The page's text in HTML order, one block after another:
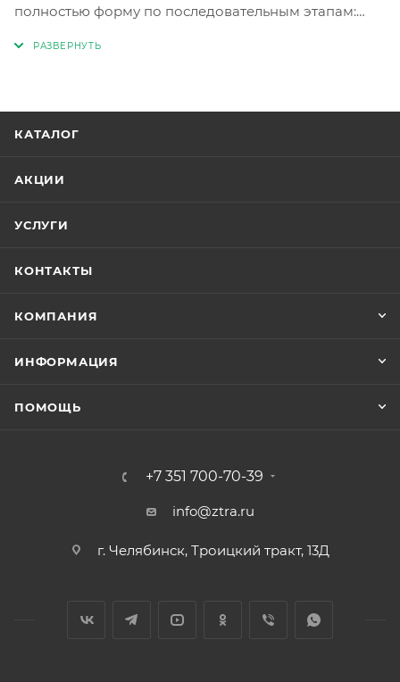
полностью форму по последовательным этапам:
КАТАЛОГ
АКЦИИ
УСЛУГИ
КОНТАКТЫ
КОМПАНИЯ
ИНФОРМАЦИЯ
ПОМОЩЬ
+7 351 700-70-39
info@ztra.ru
г. Челябинск, Троицкий тракт, 13Д